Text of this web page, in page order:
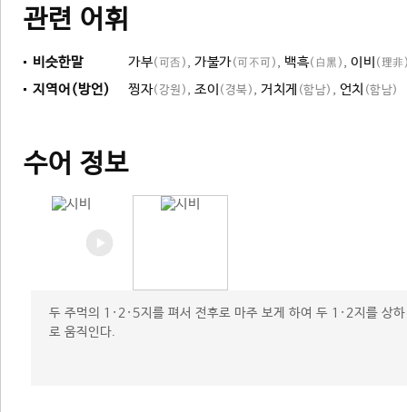
관련 어휘
비슷한말 가부(可否) , 가불가(可不可) , 백흑(白黑) , 이비 (理
지역어(방언) 찡자(강원) , 조이 (경북) , 거치게 (함남) , 언치 (함남)
수어 정보
두 주먹의 1·2·5지를 펴서 전후로 마주 보게 하여 두 1·2지를 상하
로 움직인다.